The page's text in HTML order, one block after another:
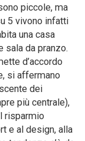
piccole, ma
5 vivono infatti
una casa
sala da pranzo.
d’accordo
si affermano
dei
più centrale),
risparmio
e al design, alla